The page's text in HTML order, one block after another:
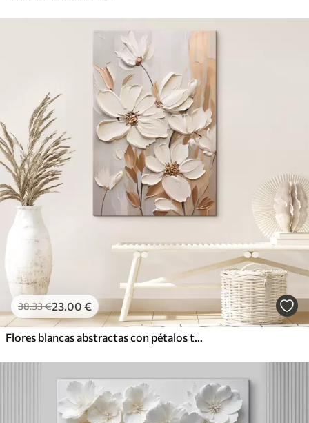
38.33€23.00 €
Flores blancas abstractas con pétalos texturizados, sobre un fondo neutro con sutiles pinceladas imitativas.